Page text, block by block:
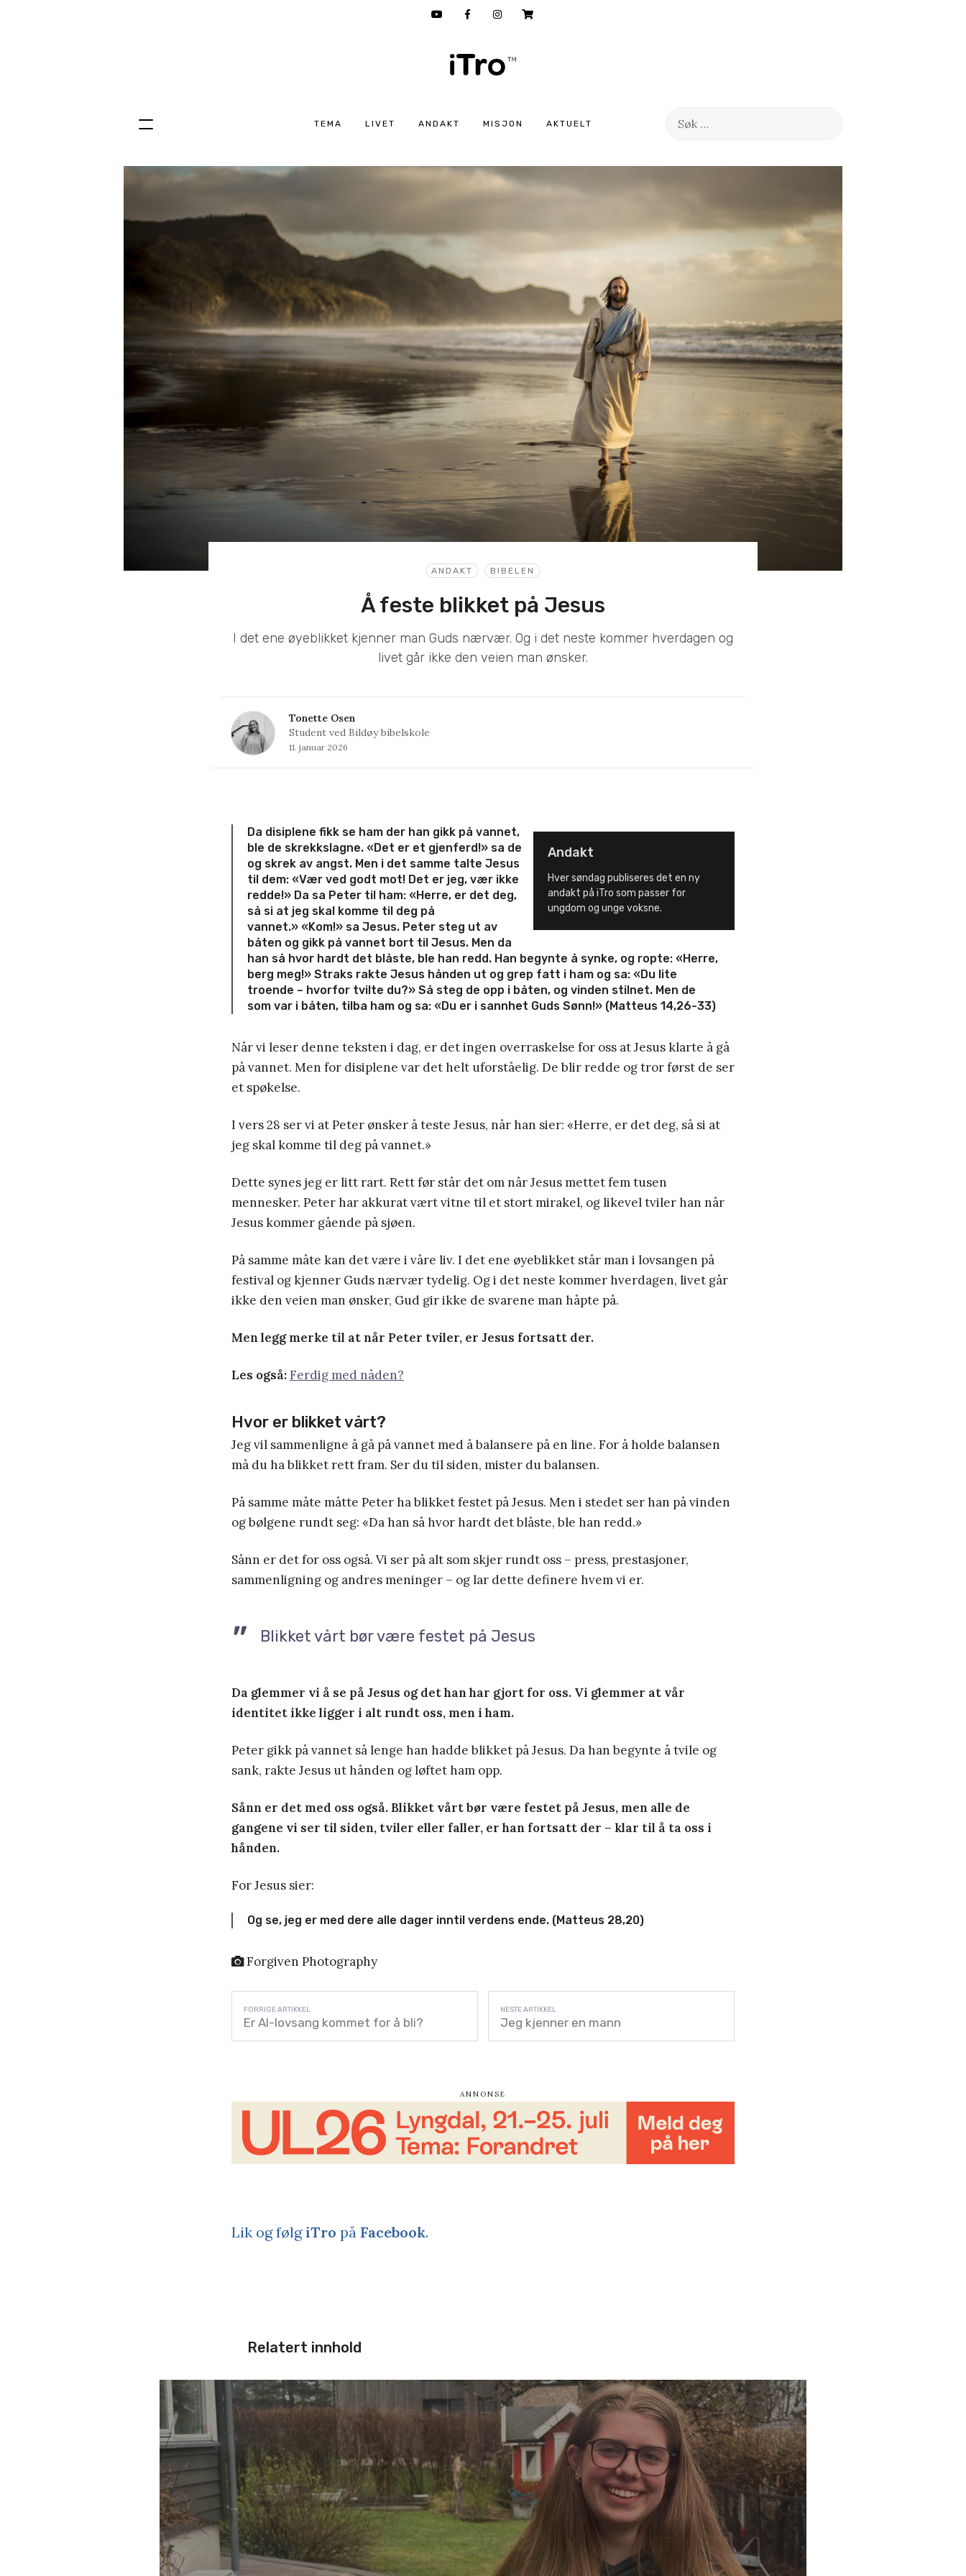
TEMA LIVET ANDAKT MISJON AKTUELT
Søk
Hopp
innhold
ANDAKT BIBELEN
Å feste blikket på Jesus
I det ene øyeblikket kjenner man Guds nærvær. Og i det neste kommer hverdagen og
livet går ikke den veien man ønsker.
Tonette Osen
Student ved Bildøy bibelskole
11. januar 2026
Andakt
Hver søndag publiseres det en ny
andakt på iTro som passer for
ungdom og unge voksne.
Da disiplene fikk se ham der han gikk på vannet,
ble de skrekkslagne. «Det er et gjenferd!» sa de
og skrek av angst. Men i det samme talte Jesus
til dem: «Vær ved godt mot! Det er jeg, vær ikke
redde!» Da sa Peter til ham: «Herre, er det deg,
så si at jeg skal komme til deg på
vannet.» «Kom!» sa Jesus. Peter steg ut av
båten og gikk på vannet bort til Jesus. Men da
han så hvor hardt det blåste, ble han redd. Han begynte å synke, og ropte: «Herre,
berg meg!» Straks rakte Jesus hånden ut og grep fatt i ham og sa: «Du lite
troende – hvorfor tvilte du?» Så steg de opp i båten, og vinden stilnet. Men de
som var i båten, tilba ham og sa: «Du er i sannhet Guds Sønn!» (Matteus 14,26-33)
Når vi leser denne teksten i dag, er det ingen overraskelse for oss at Jesus klarte å gå
på vannet. Men for disiplene var det helt uforståelig. De blir redde og tror først de ser
et spøkelse.
I vers 28 ser vi at Peter ønsker å teste Jesus, når han sier: «Herre, er det deg, så si at
jeg skal komme til deg på vannet.»
Dette synes jeg er litt rart. Rett før står det om når Jesus mettet fem tusen
mennesker. Peter har akkurat vært vitne til et stort mirakel, og likevel tviler han når
Jesus kommer gående på sjøen.
På samme måte kan det være i våre liv. I det ene øyeblikket står man i lovsangen på
festival og kjenner Guds nærvær tydelig. Og i det neste kommer hverdagen, livet går
ikke den veien man ønsker, Gud gir ikke de svarene man håpte på.
Men legg merke til at når Peter tviler, er Jesus fortsatt der.
Les også: Ferdig med nåden?
Hvor er blikket vårt?
Jeg vil sammenligne å gå på vannet med å balansere på en line. For å holde balansen
må du ha blikket rett fram. Ser du til siden, mister du balansen.
På samme måte måtte Peter ha blikket festet på Jesus. Men i stedet ser han på vinden
og bølgene rundt seg: «Da han så hvor hardt det blåste, ble han redd.»
Sånn er det for oss også. Vi ser på alt som skjer rundt oss – press, prestasjoner,
sammenligning og andres meninger – og lar dette definere hvem vi er.
Blikket vårt bør være festet på Jesus
Da glemmer vi å se på Jesus og det han har gjort for oss. Vi glemmer at vår
identitet ikke ligger i alt rundt oss, men i ham.
Peter gikk på vannet så lenge han hadde blikket på Jesus. Da han begynte å tvile og
sank, rakte Jesus ut hånden og løftet ham opp.
Sånn er det med oss også. Blikket vårt bør være festet på Jesus, men alle de
gangene vi ser til siden, tviler eller faller, er han fortsatt der – klar til å ta oss i
hånden.
For Jesus sier:
Og se, jeg er med dere alle dager inntil verdens ende. (Matteus 28,20)
Forgiven Photography
Er AI-lovsang kommet for å bli? Jeg kjenner en mann
Lik og følgiTro på Facebook.
Relatert innhold